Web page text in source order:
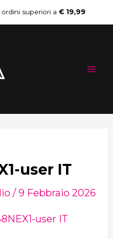
superiori a € 19,99
user IT
/ 9 Febbraio 2026
user IT